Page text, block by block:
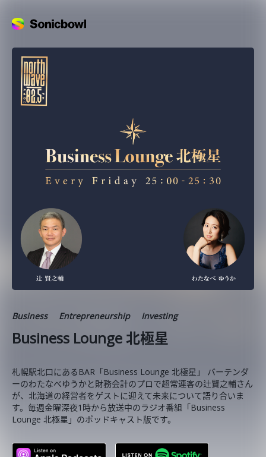
Business Entrepreneurship Investing
Business Lounge 北極星
札幌駅北口にあるBAR「Business Lounge 北極星」 バーテンダ
ーのわたなべゆうかと財務会計のプロで超常連客の辻賢之輔さん
が、北海道の経営者をゲストに迎えて未来について語り合いま
す。毎週金曜深夜1時から放送中のラジオ番組「Business
Lounge 北極星」のポッドキャスト版です。